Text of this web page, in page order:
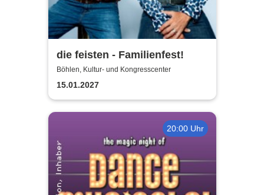
die feisten - Familienfest!
Böhlen, Kultur- und Kongresscenter
15.01.2027
20:00 Uhr